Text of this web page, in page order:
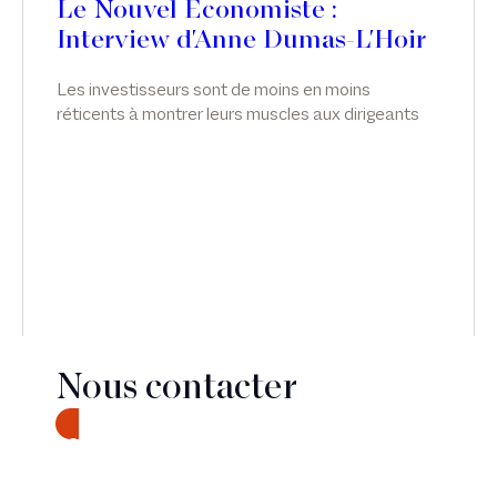
Les investisseurs sont de moins en moins
réticents à montrer leurs muscles aux dirigeants
Le Nouvel Economiste :
Interview d'Anne Dumas-L'Hoir
Nous contacter